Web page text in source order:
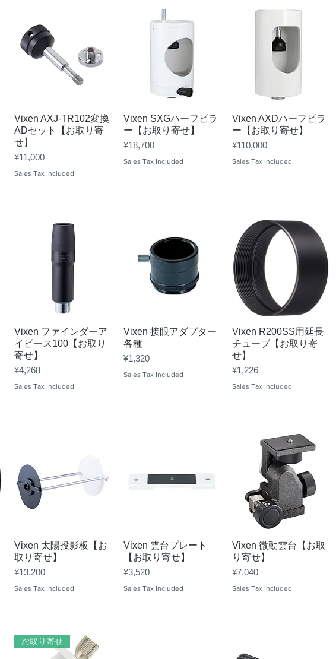
Quick View
Vixen AXJ-TR102変換
ADセット【お取り寄
せ】
Price
¥11,000
Sales Tax Included
Quick View
Vixen SXGハーフピラ
ー【お取り寄せ】
Price
¥18,700
Sales Tax Included
Quick View
Vixen AXDハーフピラ
ー【お取り寄せ】
Price
¥110,000
Sales Tax Included
Quick View
Vixen ファインダーア
イピース100【お取り
寄せ】
Price
¥4,268
Sales Tax Included
Quick View
Vixen 接眼アダプター
各種
Price
¥1,320
Sales Tax Included
Quick View
Vixen R200SS用延長
チューブ【お取り寄
せ】
Price
¥1,226
Sales Tax Included
Quick View
Vixen 太陽投影板【お
取り寄せ】
Price
¥13,200
Sales Tax Included
Quick View
Vixen 雲台プレート
【お取り寄せ】
Price
¥3,520
Sales Tax Included
Quick View
Vixen 微動雲台【お取
り寄せ】
Price
¥7,040
Sales Tax Included
お取り寄せ